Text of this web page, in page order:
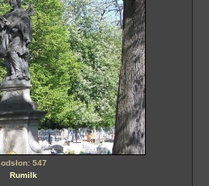
odsłon: 547
Rumilk